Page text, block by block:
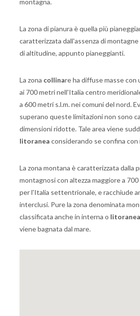
montagna.
La zona di pianura è quella più
caratterizzata dall'assenza di montagne
di altitudine, appunto pianeggianti.
La zona collinare ha diffuse masse con
ai 700 metri nell'Italia centro
a 600 metri s.l.m. nei comuni del nord.
superano queste limitazioni non sono
dimensioni ridotte. Tale area viene
litoranea considerando se confina con
La zona montana è caratterizzata dalla
montagnosi con altezza maggiore a
per l'Italia settentrionale, e racchiude
interclusi. Pure la zona denominata
classificata anche in interna o litoranea
viene bagnata dal mare.